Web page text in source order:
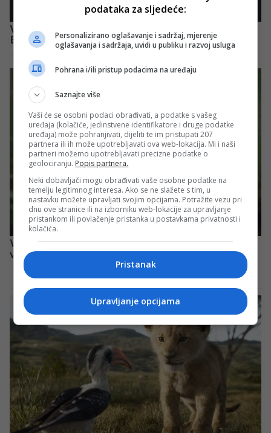
podataka za sljedeće:
Personalizirano oglašavanje i sadržaj, mjerenje
oglašavanja i sadržaja, uvidi u publiku i razvoj usluga
Pohrana i/ili pristup podacima na uređaju
Saznajte više
Vaši će se osobni podaci obrađivati, a podatke s vašeg
uređaja (kolačiće, jedinstvene identifikatore i druge podatke
uređaja) može pohranjivati, dijeliti te im pristupati 207
partnera ili ih može upotrebljavati ova web-lokacija. Mi i naši
partneri možemo upotrebljavati precizne podatke o
geolociranju. Popis partnera.
Neki dobavljači mogu obrađivati vaše osobne podatke na
temelju legitimnog interesa. Ako se ne slažete s tim, u
nastavku možete upravljati svojim opcijama. Potražite vezu pri
dnu ove stranice ili na izborniku web-lokacije za upravljanje
pristankom ili povlačenje pristanka u postavkama privatnosti i
kolačića.
Pristanak
Upravljanje opcijama